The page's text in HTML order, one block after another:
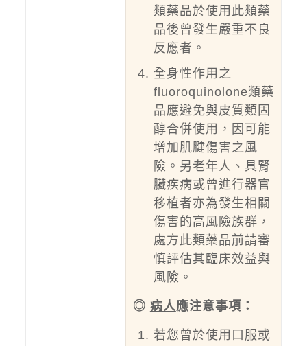
類藥品於使用此類藥
品後曾發生嚴重不良
反應者。
全身性作用之
fluoroquinolone類藥
品應避免與皮質類固
醇合併使用，因可能
增加肌腱傷害之風
險。另老年人、具腎
臟疾病或曾進行器官
移植者亦為發生相關
傷害的高風險族群，
處方此類藥品前請審
慎評估其臨床效益與
風險。
◎ 病人應注意事項：
若您曾於使用口服或